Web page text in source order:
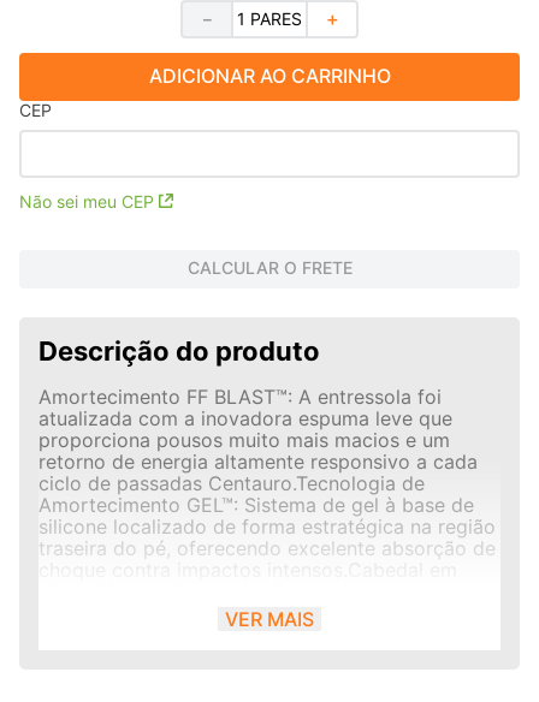
＋
－
ADICIONAR AO CARRINHO
CEP
Não sei meu CEP
CALCULAR O FRETE
Descrição do produto
Amortecimento FF BLAST™: A entressola foi
atualizada com a inovadora espuma leve que
proporciona pousos muito mais macios e um
retorno de energia altamente responsivo a cada
ciclo de passadas Centauro.Tecnologia de
Amortecimento GEL™: Sistema de gel à base de
silicone localizado de forma estratégica na região
traseira do pé, oferecendo excelente absorção de
têxtil leve e respirável que melhora o fluxo de
ventilação interna Centauro, mantendo os pés
VER MAIS